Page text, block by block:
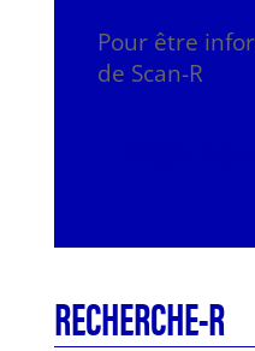
Pour être
de Scan-R
RECHERCHE-R